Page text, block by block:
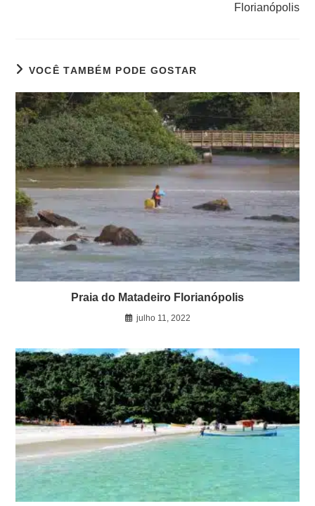
Florianópolis
VOCÊ TAMBÉM PODE GOSTAR
Praia do Matadeiro Florianópolis
julho 11, 2022